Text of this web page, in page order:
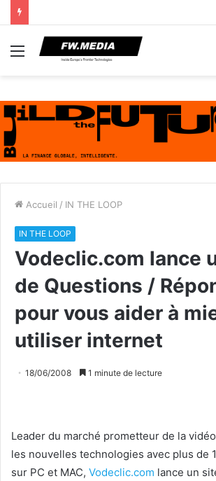
Menu
Accueil / IN THE LOOP
IN THE LOOP
Vodeclic.com lance
de Questions /
pour vous aider à
utiliser internet
18/06/2008 1 minute de lecture
Leader du marché prometteur de la
les nouvelles technologies avec plus de
sur PC et MAC, Vodeclic.com lance un